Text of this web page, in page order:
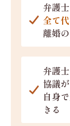
弁護
全て
離婚
弁護
協議
自身
きる